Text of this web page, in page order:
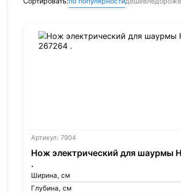
Артикул: 7904
Нож электрический для шаурмы
.
Ширина, см
Глубина, см